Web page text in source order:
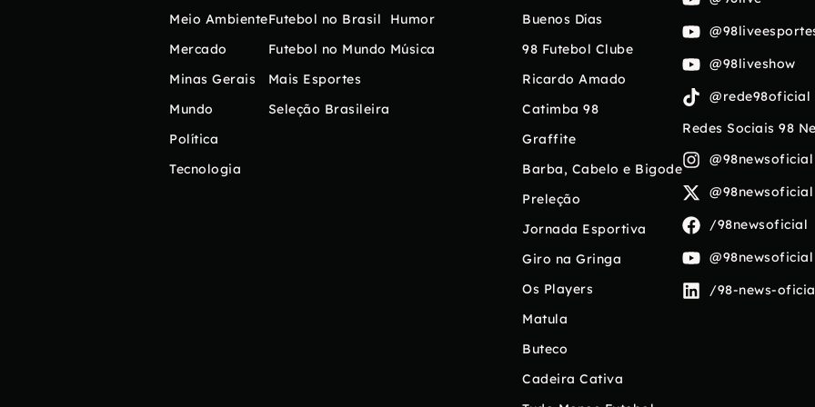
Meio Ambiente
Mercado
Minas Gerais
Mundo
Política
Tecnologia
Futebol no Brasil
Futebol no Mundo
Mais Esportes
Seleção Brasileira
Humor
Música
Buenos Días
98 Futebol Clube
Ricardo Amado
Catimba 98
Graffite
Barba, Cabelo e Bigode
Preleção
Jornada Esportiva
Giro na Gringa
Os Players
Matula
Buteco
Cadeira Cativa
@98liveshow
@rede98oficial
Redes Sociais 98
@98newsoficial
@98newsoficial
/98newsoficial
@98newsoficial
/98-news-